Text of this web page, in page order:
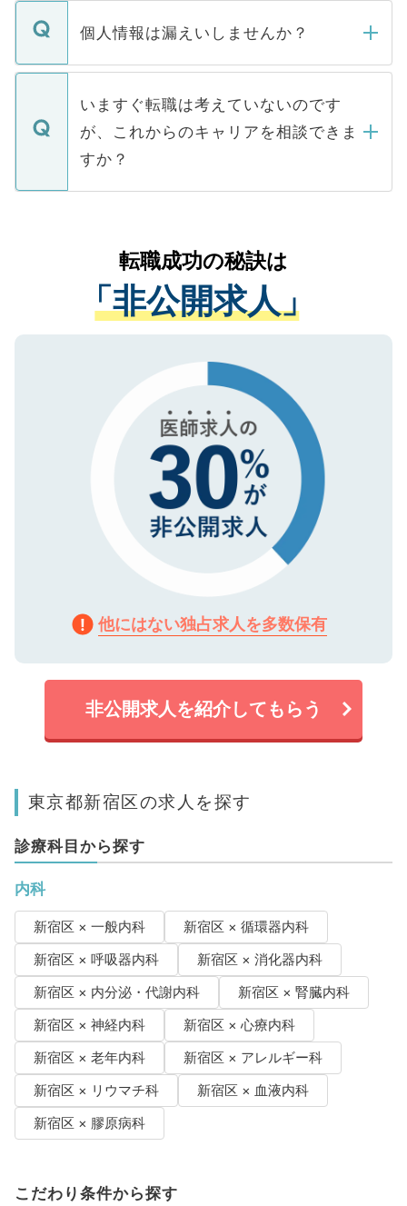
■応募殺到を避けるため 人気のある医療機
関を公にしてしまうと、応募が殺到する場
に、医療機関が求める条件に合った人材の
みを人材紹介会社に依頼するケースが増え
ています。
転職・入職を強要することは一切ありませ
ん。また、仮に応募先から内定をいただい
定を承諾する必要はありません。内定先へ
の辞退の連絡はキャリアパートナーが行い
ますので、ご安心ください。
個人情報は漏えいしませんか？
個人情報が漏えいすることはありませんの
で、ご安心ください。当サイトからの登録
などで収集したご登録者様の個人情報は、
ご本人のキャリアアップおよび転職活動の
支援を目的に使用いたします。お預かりし
ているすべての個人データはご本人の許可
は、個人情報の取り扱いについての厳密な
管理基準を満たした事業者のみに付与され
る、プライバシーマークを取得済みです。
ご登録いただいた個人情報は、SSL（デー
で、機密保持に関してもご安心ください。
いますぐ転職は考えていないのです
が、これからのキャリアを相談できま
すか？
かがいして、現在の医療機関の状況や紹介
経験をまじえながら、適切なアドバイスを
させていただきます。すぐにご転職をされ
ない方には、長期的なサポートが可能です
ので、まずはご登録ください。
転職成功の秘訣は
「非公開求人」
他にはない独占求人を多数保有
非公開求人を紹介してもらう
東京都新宿区の求人を探す
診療科目から探す
内科
新宿区 × 一般内科
新宿区 × 循環器内科
新宿区 × 呼吸器内科
新宿区 × 消化器内科
新宿区 × 内分泌・代謝内科
新宿区 × 腎臓内科
新宿区 × 神経内科
新宿区 × 心療内科
新宿区 × 老年内科
新宿区 × アレルギー科
新宿区 × リウマチ科
新宿区 × 血液内科
新宿区 × 膠原病科
こだわり条件から探す